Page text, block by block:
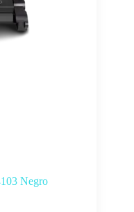
Negro